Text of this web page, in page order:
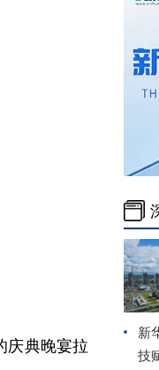
庆典晚宴拉
新
技